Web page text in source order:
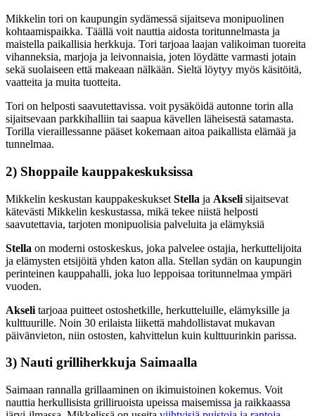
Mikkelin tori on kaupungin sydämessä sijaitseva monipuolinen
kohtaamispaikka. Täällä voit nauttia aidosta toritunnelmasta ja
maistella paikallisia herkkuja. Tori tarjoaa laajan valikoiman tuoreita
vihanneksia, marjoja ja leivonnaisia, joten löydätte varmasti jotain
sekä suolaiseen että makeaan nälkään. Sieltä löytyy myös käsitöitä,
vaatteita ja muita tuotteita.
Tori on helposti saavutettavissa. voit pysäköidä autonne torin alla
sijaitsevaan parkkihalliin tai saapua kävellen läheisestä satamasta.
Torilla vieraillessanne pääset kokemaan aitoa paikallista elämää ja
tunnelmaa.
2) Shoppaile kauppakeskuksissa
Mikkelin keskustan kauppakeskukset Stella ja Akseli sijaitsevat
kätevästi Mikkelin keskustassa, mikä tekee niistä helposti
saavutettavia, tarjoten monipuolisia palveluita ja elämyksiä
Stella on moderni ostoskeskus, joka palvelee ostajia, herkuttelijoita
ja elämysten etsijöitä yhden katon alla. Stellan sydän on kaupungin
perinteinen kauppahalli, joka luo leppoisaa toritunnelmaa ympäri
vuoden.
Akseli tarjoaa puitteet ostoshetkille, herkutteluille, elämyksille ja
kulttuurille. Noin 30 erilaista liikettä mahdollistavat mukavan
päivänvieton, niin ostosten, kahvittelun kuin kulttuurinkin parissa.
3) Nauti grilliherkkuja Saimaalla
Saimaan rannalla grillaaminen on ikimuistoinen kokemus. Voit
nauttia herkullisista grilliruoista upeissa maisemissa ja raikkaassa